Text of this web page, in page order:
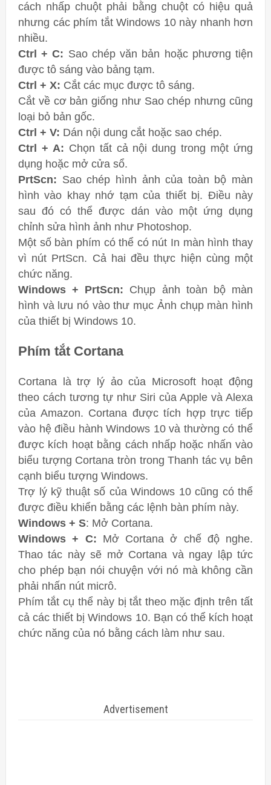
cách nhấp chuột phải bằng chuột có hiệu quả
nhưng các phím tắt Windows 10 này nhanh hơn
nhiều.
Ctrl + C: Sao chép văn bản hoặc phương tiện
được tô sáng vào bảng tạm.
Ctrl + X: Cắt các mục được tô sáng.
Cắt về cơ bản giống như Sao chép nhưng cũng
loại bỏ bản gốc.
Ctrl + V: Dán nội dung cắt hoặc sao chép.
Ctrl + A: Chọn tất cả nội dung trong một ứng
dụng hoặc mở cửa sổ.
PrtScn: Sao chép hình ảnh của toàn bộ màn
hình vào khay nhớ tạm của thiết bị. Điều này
sau đó có thể được dán vào một ứng dụng
chỉnh sửa hình ảnh như Photoshop.
Một số bàn phím có thể có nút In màn hình thay
vì nút PrtScn. Cả hai đều thực hiện cùng một
chức năng.
Windows + PrtScn: Chụp ảnh toàn bộ màn
hình và lưu nó vào thư mục Ảnh chụp màn hình
của thiết bị Windows 10.
Phím tắt Cortana
Cortana là trợ lý ảo của Microsoft hoạt động
theo cách tương tự như Siri của Apple và Alexa
của Amazon. Cortana được tích hợp trực tiếp
vào hệ điều hành Windows 10 và thường có thể
được kích hoạt bằng cách nhấp hoặc nhấn vào
biểu tượng Cortana tròn trong Thanh tác vụ bên
cạnh biểu tượng Windows.
Trợ lý kỹ thuật số của Windows 10 cũng có thể
được điều khiển bằng các lệnh bàn phím này.
Windows + S: Mở Cortana.
Windows + C: Mở Cortana ở chế độ nghe.
Thao tác này sẽ mở Cortana và ngay lập tức
cho phép bạn nói chuyện với nó mà không cần
phải nhấn nút micrô.
Phím tắt cụ thể này bị tắt theo mặc định trên tất
cả các thiết bị Windows 10. Bạn có thể kích hoạt
chức năng của nó bằng cách làm như sau.
Advertisement